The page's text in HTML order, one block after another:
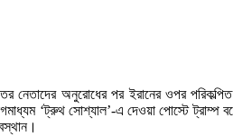
নেতাদের অনুরোধের পর ইরানের ওপর
‘ট্রুথ সোশ্যাল’-এ দেওয়া পোস্টে ট্রাম্প